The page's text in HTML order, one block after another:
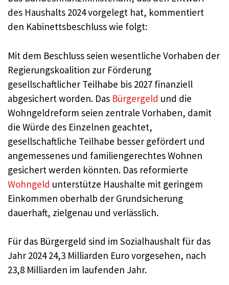
des Haushalts 2024 vorgelegt hat, kommentiert
den Kabinettsbeschluss wie folgt:
Mit dem Beschluss seien wesentliche Vorhaben der
Regierungskoalition zur Förderung
gesellschaftlicher Teilhabe bis 2027 finanziell
abgesichert worden. Das Bürgergeld und die
Wohngeldreform seien zentrale Vorhaben, damit
die Würde des Einzelnen geachtet,
gesellschaftliche Teilhabe besser gefördert und
angemessenes und familiengerechtes Wohnen
gesichert werden könnten. Das reformierte
Wohngeld unterstütze Haushalte mit geringem
Einkommen oberhalb der Grundsicherung
dauerhaft, zielgenau und verlässlich.
Für das Bürgergeld sind im Sozialhaushalt für das
Jahr 2024 24,3 Milliarden Euro vorgesehen, nach
23,8 Milliarden im laufenden Jahr.